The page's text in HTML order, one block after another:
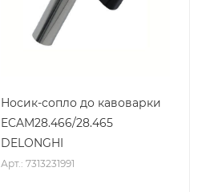
Носик-сопло до кавоварки
ECAM28.466/28.465
DELONGHI
Арт.: 7313231991